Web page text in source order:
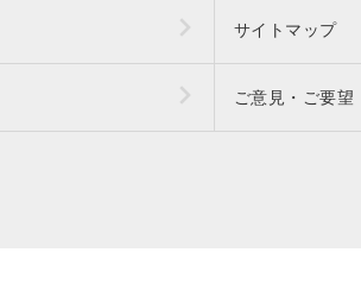
サイトマップ
ご意見・ご要望